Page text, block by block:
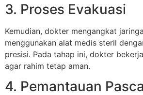
3. Proses Evakuasi
Kemudian, dokter mengangkat
menggunakan alat medis steril
presisi. Pada tahap ini, dokter
agar rahim tetap aman.
4. Pemantauan